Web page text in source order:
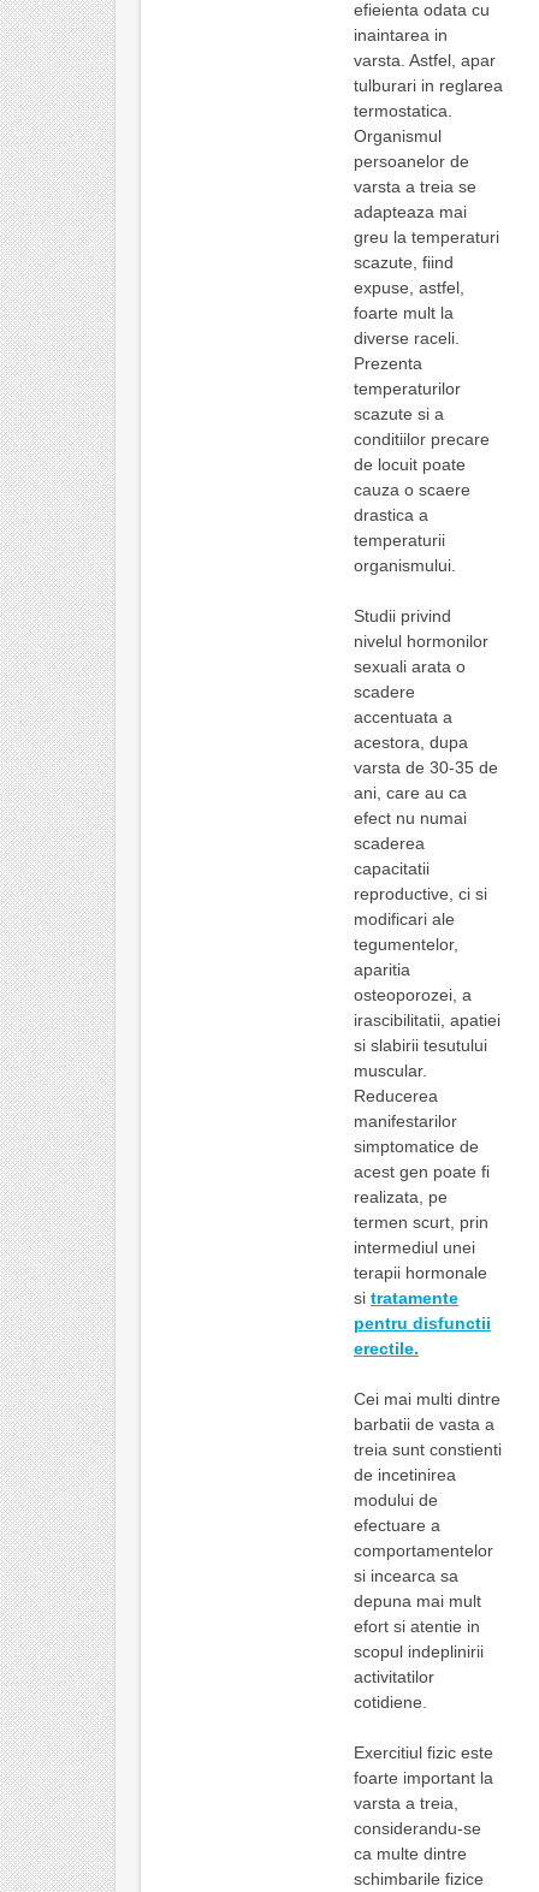
efieienta odata cu
inaintarea in
varsta. Astfel, apar
tulburari in reglarea
termostatica.
Organismul
persoanelor de
varsta a treia se
adapteaza mai
greu la temperaturi
scazute, fiind
expuse, astfel,
foarte mult la
diverse raceli.
Prezenta
temperaturilor
scazute si a
conditiilor precare
de locuit poate
cauza o scaere
drastica a
temperaturii
organismului.
Studii privind
nivelul hormonilor
sexuali arata o
scadere
accentuata a
acestora, dupa
varsta de 30-35 de
ani, care au ca
efect nu numai
scaderea
capacitatii
reproductive, ci si
modificari ale
tegumentelor,
aparitia
osteoporozei, a
irascibilitatii, apatiei
si slabirii tesutului
muscular.
Reducerea
manifestarilor
simptomatice de
acest gen poate fi
realizata, pe
termen scurt, prin
intermediul unei
terapii hormonale
si tratamente
pentru disfunctii
erectile.
Cei mai multi dintre
barbatii de vasta a
treia sunt constienti
de incetinirea
modului de
efectuare a
comportamentelor
si incearca sa
depuna mai mult
efort si atentie in
scopul indeplinirii
activitatilor
cotidiene.
Exercitiul fizic este
foarte important la
varsta a treia,
considerandu-se
ca multe dintre
schimbarile fizice